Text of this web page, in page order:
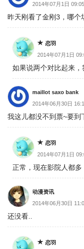
2014年07月1日 09:05
昨天刚看了金刚3，哪个
恋羽
2014年07月1日
如果说两个对比起来
maillot saxo bank
2014年06月30日
我这儿都没不到票~要到
恋羽
2014年07月1日
正常，现在影院人都多
动漫资讯
2014年06月30日
还没看..
恋羽